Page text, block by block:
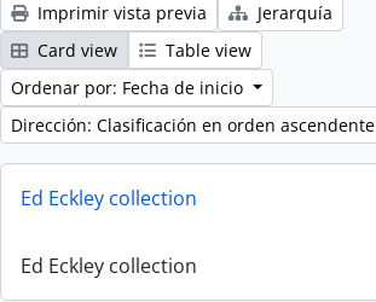
Imprimir vista previa
Jerarquía
Card view
Table view
Ordenar por: Fecha de inicio
Dirección: Clasificación en orden ascendente
Ed Eckley collection
Ed Eckley collection